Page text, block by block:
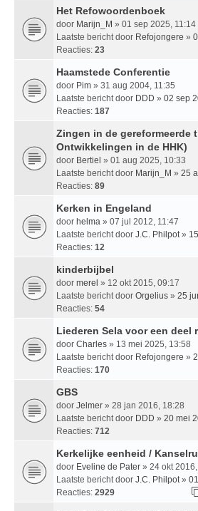
Het Refowoordenboek
door Marijn_M » 01 sep 2025, 11:14
Laatste bericht door Refojongere »
Reacties: 23
Haamstede Conferentie
door Pim » 31 aug 2004, 11:35
Laatste bericht door DDD » 02 sep
Reacties: 187
Zingen in de gereformeerde
Ontwikkelingen in de HHK)
door Bertiel » 01 aug 2025, 10:33
Laatste bericht door Marijn_M » 25
Reacties: 89
Kerken in Engeland
door helma » 07 jul 2012, 11:47
Laatste bericht door J.C. Philpot »
Reacties: 12
kinderbijbel
door merel » 12 okt 2015, 09:17
Laatste bericht door Orgelius » 25
Reacties: 54
Liederen Sela voor een deel
door Charles » 13 mei 2025, 13:58
Laatste bericht door Refojongere »
Reacties: 170
GBS
door Jelmer » 28 jan 2016, 18:28
Laatste bericht door DDD » 20 mei
Reacties: 712
Kerkelijke eenheid /
door Eveline de Pater » 24 okt
Laatste bericht door J.C. Philpot »
Reacties: 2929